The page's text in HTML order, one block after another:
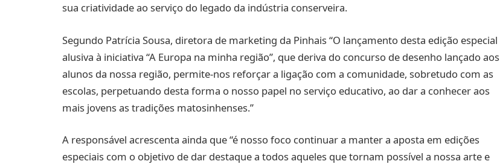
sua criatividade ao serviço do legado da indústria conserveira.
Segundo Patrícia Sousa, diretora de marketing da Pinhais “O lançamento desta edição especial
alusiva à iniciativa “A Europa na minha região”, que deriva do concurso de desenho lançado aos
alunos da nossa região, permite-nos reforçar a ligação com a comunidade, sobretudo com as
escolas, perpetuando desta forma o nosso papel no serviço educativo, ao dar a conhecer aos
mais jovens as tradições matosinhenses.”
A responsável acrescenta ainda que “é nosso foco continuar a manter a aposta em edições
especiais com o objetivo de dar destaque a todos aqueles que tornam possível a nossa arte e